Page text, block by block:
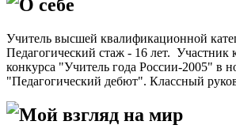
О себе
Учитель высшей квалификационной
Педагогический стаж - 16 лет. Участник
конкурса "Учитель года России-2005" в
"Педагогический дебют". Классный
Мой взгляд на мир